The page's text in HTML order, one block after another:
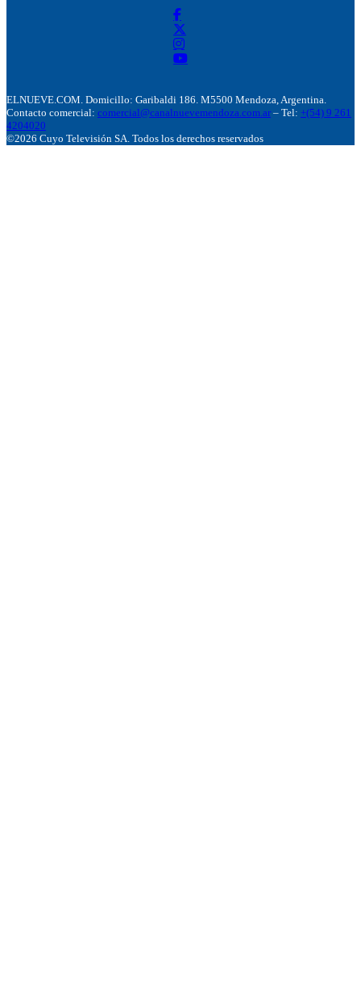
ELNUEVE.COM. Domicillo: Garibaldi 186. M5500 Mendoza, Argentina.
Contacto comercial: comercial@canalnuevemendoza.com.ar – Tel: +(54) 9 261
4204020
©2026 Cuyo Televisión SA. Todos los derechos reservados